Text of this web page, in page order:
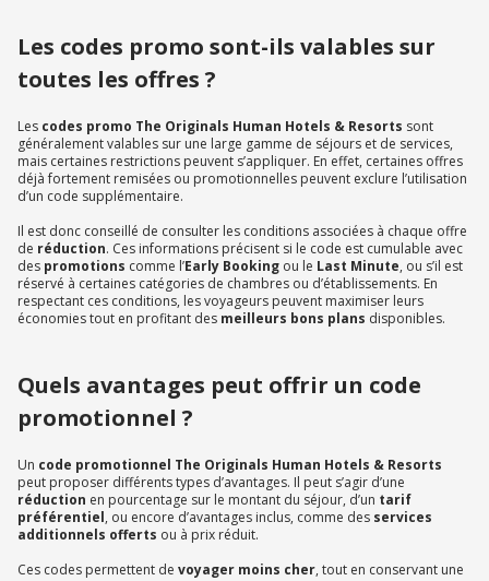
Les codes promo sont-ils valables sur
toutes les offres ?
Les codes promo The Originals Human Hotels & Resorts sont
généralement valables sur une large gamme de séjours et de services,
mais certaines restrictions peuvent s’appliquer. En effet, certaines offres
déjà fortement remisées ou promotionnelles peuvent exclure l’utilisation
d’un code supplémentaire.
Il est donc conseillé de consulter les conditions associées à chaque offre
de réduction. Ces informations précisent si le code est cumulable avec
des promotions comme l’Early Booking ou le Last Minute, ou s’il est
réservé à certaines catégories de chambres ou d’établissements. En
respectant ces conditions, les voyageurs peuvent maximiser leurs
économies tout en profitant des meilleurs bons plans disponibles.
Quels avantages peut offrir un code
promotionnel ?
Un code promotionnel The Originals Human Hotels & Resorts
peut proposer différents types d’avantages. Il peut s’agir d’une
réduction en pourcentage sur le montant du séjour, d’un tarif
préférentiel, ou encore d’avantages inclus, comme des services
additionnels offerts ou à prix réduit.
Ces codes permettent de voyager moins cher, tout en conservant une